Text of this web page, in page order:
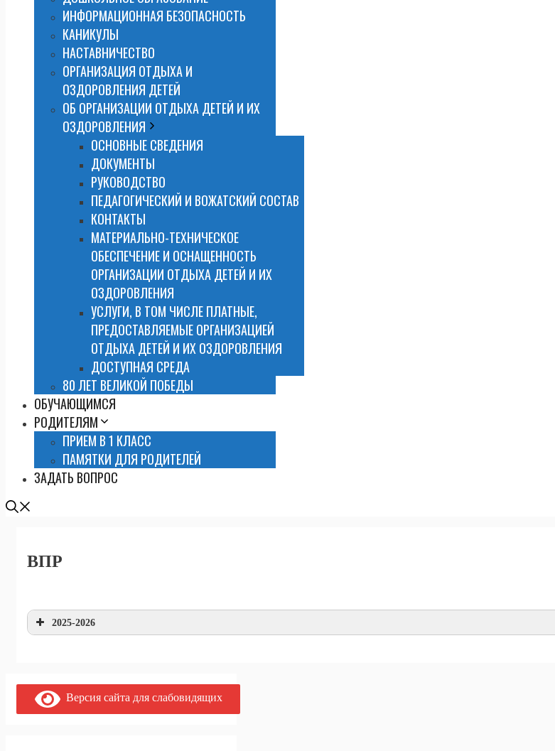
ИНФОРМАЦИОННАЯ БЕЗОПАСНОСТЬ
КАНИКУЛЫ
НАСТАВНИЧЕСТВО
ОРГАНИЗАЦИЯ ОТДЫХА И
ОЗДОРОВЛЕНИЯ ДЕТЕЙ
ОБ ОРГАНИЗАЦИИ ОТДЫХА ДЕТЕЙ И ИХ
ОЗДОРОВЛЕНИЯ
ОСНОВНЫЕ СВЕДЕНИЯ
ДОКУМЕНТЫ
РУКОВОДСТВО
ПЕДАГОГИЧЕСКИЙ И ВОЖАТСКИЙ СОСТАВ
КОНТАКТЫ
МАТЕРИАЛЬНО-ТЕХНИЧЕСКОЕ
ОБЕСПЕЧЕНИЕ И ОСНАЩЕННОСТЬ
ОРГАНИЗАЦИИ ОТДЫХА ДЕТЕЙ И ИХ
ОЗДОРОВЛЕНИЯ
УСЛУГИ, В ТОМ ЧИСЛЕ ПЛАТНЫЕ,
ПРЕДОСТАВЛЯЕМЫЕ ОРГАНИЗАЦИЕЙ
ОТДЫХА ДЕТЕЙ И ИХ ОЗДОРОВЛЕНИЯ
ДОСТУПНАЯ СРЕДА
80 ЛЕТ ВЕЛИКОЙ ПОБЕДЫ
ОБУЧАЮЩИМСЯ
РОДИТЕЛЯМ
ПРИЕМ В 1 КЛАСС
ПАМЯТКИ ДЛЯ РОДИТЕЛЕЙ
ЗАДАТЬ ВОПРОС
ВПР
2025-2026
Версия сайта для слабовидящих